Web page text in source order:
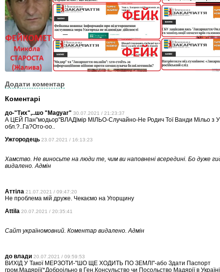
Додати коментар
Коментарі
до-"Тих",..шо "Magyar" 30.07.2021 / 21:23:37
А ЦЕЙ Пан"модьор"ВЛАДІмір МІЛЬО-Случайно-Не Родич Тої Ванди Мільо з
обл.?..Га?Ото-оо..
Ужгородець 23.07.2021 / 16:13:23
Хамство. Не виносьте на люди те, чим ви наповнені всередині. Бо дуже
видалено. Адмін
Аттіла 21.07.2021 / 09:47:20
Не проблема мій друже. Чекаємо на Угорщину
Attila 20.07.2021 / 20:35:41
Сайт україномовний. Коментар видалено. Адмін
до влади 20.07.2021 / 09:59:53
ВИХІД У Такої МЕРЗОТИ-"ШО ЩЕ ХОДИТЬ ПО ЗЕМЛІ"-або Здати Паспорт
гром.Мадярії(*Доброільно в Ген.Консульство чи Посольство Мадярії в